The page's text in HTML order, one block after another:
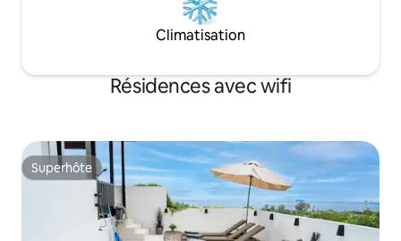
Climatisation
Résidences avec wifi
Superhôte
Superhôte